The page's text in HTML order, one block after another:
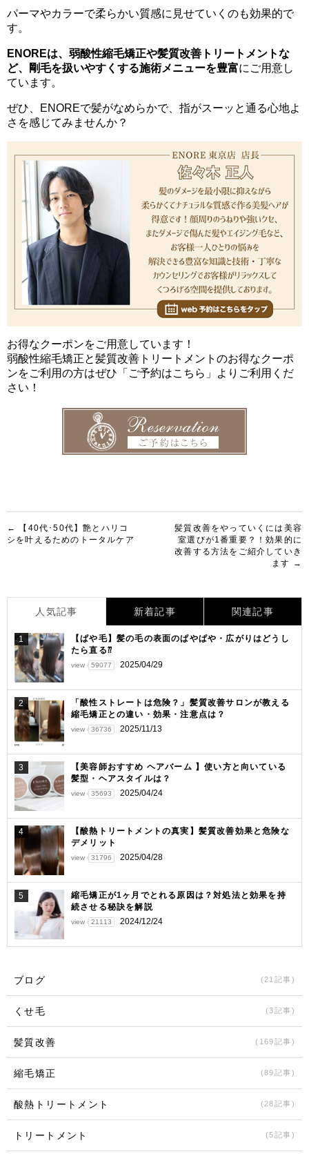
パーマやカラーで柔らかい質感に見せていくのも効果的で
す。
ENOREは、弱酸性縮毛矯正や髪質改善トリートメントな
ど、剛毛を扱いやすくする施術メニューを豊富にご用意し
ています。
ぜひ、ENOREで髪がなめらかで、指がスーッと通る心地よ
さを感じてみませんか？
お得なクーポンをご用意しています！
弱酸性縮毛矯正と髪質改善トリートメントのお得なクーポ
ンをご利用の方はぜひ「ご予約はこちら」よりご利用くだ
さい！
投
ビ
ー
シ
ョ
ン
← 【40代･50代】艶とハリコ
シを叶えるためのトータルケア
髪質改善をやっていくには美容
室選びが1番重要？！効果的に
改善する方法をご紹介していき
ます →
人気記事 新着記事 関連記事
1
【ぱや毛】髪の毛の表面のぱやぱや・広がりはどうし
たら直る⁇
view 59077 2025/04/29
2
「酸性ストレートは危険？」髪質改善サロンが教える
縮毛矯正との違い・効果・注意点は？
view 36736 2025/11/13
3
【美容師おすすめ ヘアバーム 】使い方と向いている
髪型・ヘアスタイルは？
view 35693 2025/04/24
4
【酸熱トリートメントの真実】髪質改善効果と危険な
デメリット
view 31796 2025/04/28
5
縮毛矯正が1ヶ月でとれる原因は？対処法と効果を持
続させる秘訣を解説
view 21113 2024/12/24
ブログ (21記事)
くせ毛 (3記事)
髪質改善 (169記事)
縮毛矯正 (89記事)
酸熱トリートメント (28記事)
トリートメント (5記事)